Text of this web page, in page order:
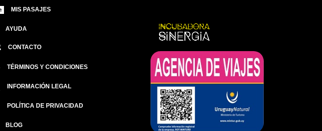
MIS PASAJES
AYUDA
CONTACTO
TÉRMINOS Y CONDICIONES
INFORMACIÓN LEGAL
POLÍTICA DE PRIVACIDAD